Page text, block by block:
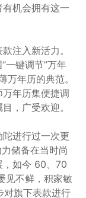
机会拥有这一
注入新活力。
一键调节”万年
年历的典范。
年历集便捷调
，广受欢迎。
进行过一次更
储备在当时尚
，如今 60、70
见不鲜，积家敏
旗下表款进行